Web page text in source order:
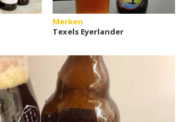
Merken
Texels Eyerlander